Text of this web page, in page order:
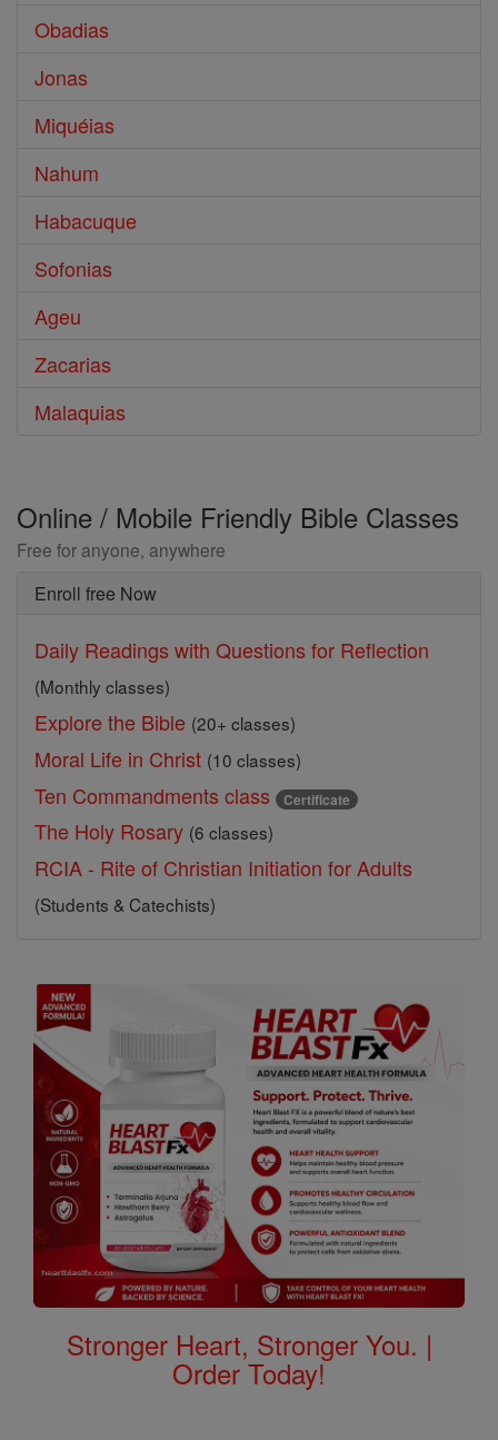
Obadias
Jonas
Miquéias
Nahum
Habacuque
Sofonias
Ageu
Zacarias
Malaquias
Online / Mobile Friendly Bible Classes
Free for anyone, anywhere
Enroll free Now
Daily Readings with Questions for Reflection
(Monthly classes)
Explore the Bible (20+ classes)
Moral Life in Christ (10 classes)
Ten Commandments class Certificate
The Holy Rosary (6 classes)
RCIA - Rite of Christian Initiation for Adults
(Students & Catechists)
Stronger Heart, Stronger You. |
Order Today!